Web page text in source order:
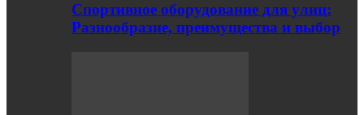
Спортивное оборудование для улиц:
Разнообразие, преимущества и выбор